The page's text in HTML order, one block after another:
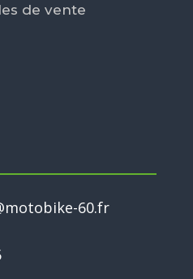
de vente
60.fr